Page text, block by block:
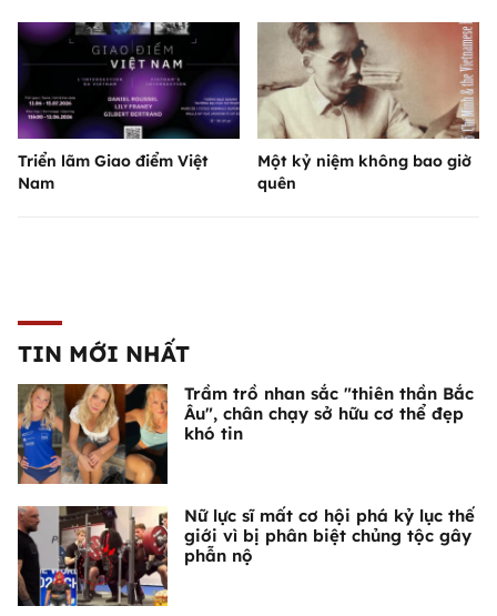
Triển lãm Giao điểm Việt
Nam
Một kỷ niệm không bao giờ
quên
TIN MỚI NHẤT
Trầm trồ nhan sắc "thiên thần Bắc
Âu", chân chạy sở hữu cơ thể đẹp
khó tin
Nữ lực sĩ mất cơ hội phá kỷ lục thế
giới vì bị phân biệt chủng tộc gây
phẫn nộ